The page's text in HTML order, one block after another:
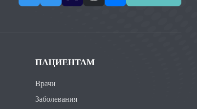
ПАЦИЕНТАМ
Врачи
Заболевания